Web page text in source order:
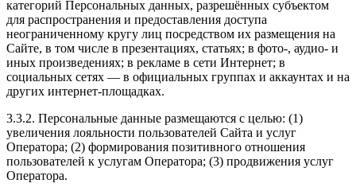
категорий Персональных данных, разрешённых субъектом
для распространения и предоставления доступа
неограниченному кругу лиц посредством их размещения на
Сайте, в том числе в презентациях, статьях; в фото-, аудио- и
иных произведениях; в рекламе в сети Интернет; в
социальных сетях — в официальных группах и аккаунтах и на
других интернет-площадках.
3.3.2. Персональные данные размещаются с целью: (1)
увеличения лояльности пользователей Сайта и услуг
Оператора; (2) формирования позитивного отношения
пользователей к услугам Оператора; (3) продвижения услуг
Оператора.